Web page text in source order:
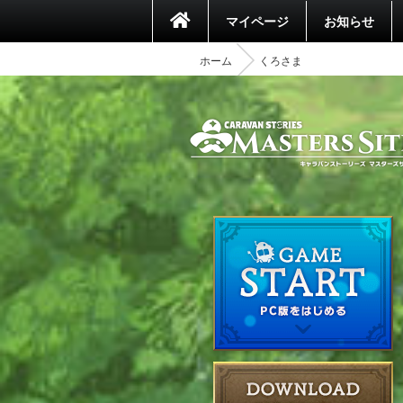
マイページ お知らせ
ホーム くろさま